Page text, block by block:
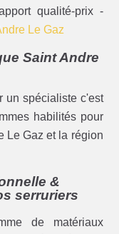
qualité-prix -
Le Gaz
Saint Andre
un spécialiste c'est
habilités pour
Le Gaz et la région
&
serruriers
de matériaux